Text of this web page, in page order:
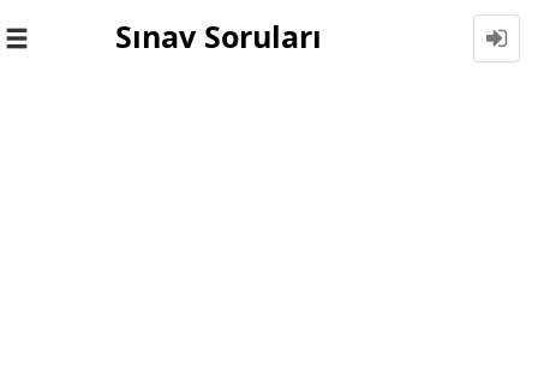
Toggle
Sınav Soruları